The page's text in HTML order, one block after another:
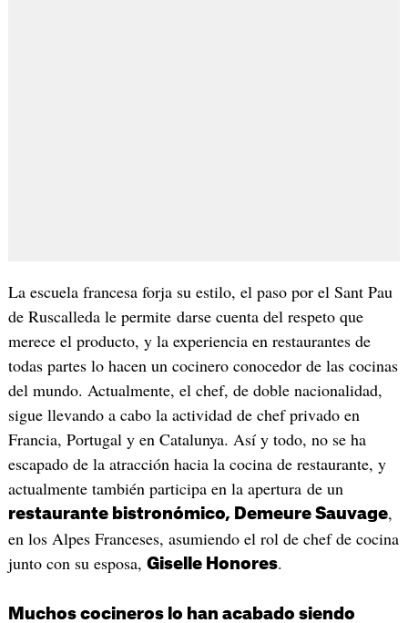
La escuela francesa forja su estilo, el paso por el Sant Pau
de Ruscalleda le permite darse cuenta del respeto que
merece el producto, y la experiencia en restaurantes de
todas partes lo hacen un cocinero conocedor de las cocinas
del mundo. Actualmente, el chef, de doble nacionalidad,
sigue llevando a cabo la actividad de chef privado en
Francia, Portugal y en Catalunya. Así y todo, no se ha
escapado de la atracción hacia la cocina de restaurante, y
actualmente también participa en la apertura de un
restaurante bistronómico, Demeure Sauvage,
en los Alpes Franceses, asumiendo el rol de chef de cocina
junto con su esposa, Giselle Honores.
Muchos cocineros lo han acabado siendo